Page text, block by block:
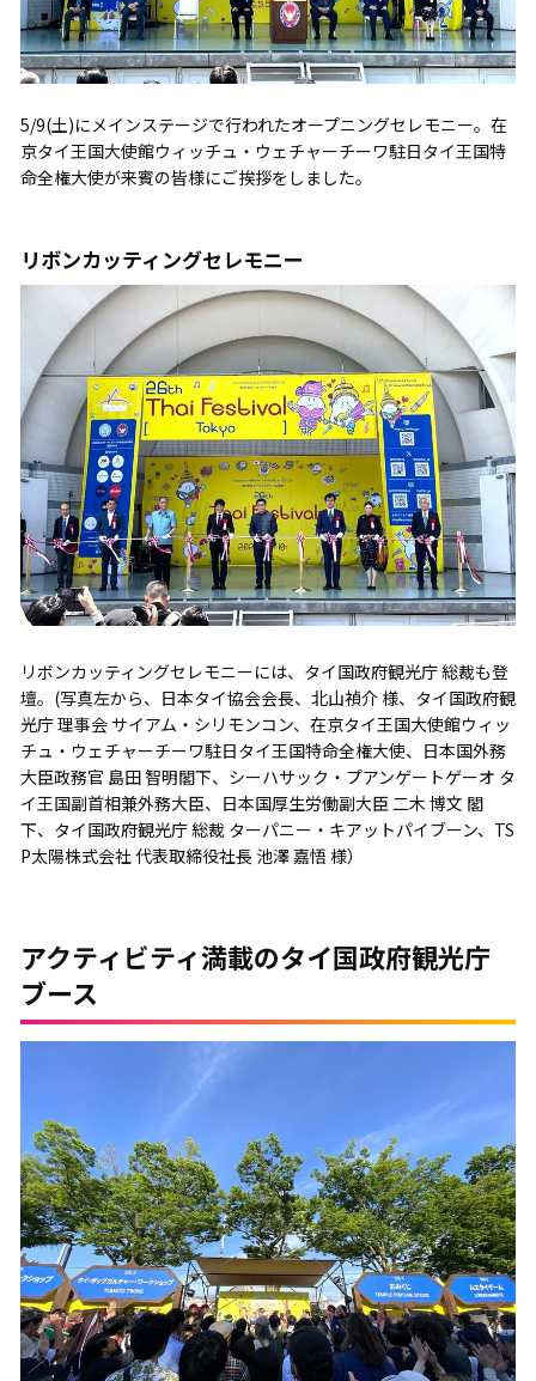
5/9(土)にメインステージで行われたオープニングセレモニー。在
京タイ王国大使館ウィッチュ・ウェチャーチーワ駐日タイ王国特
命全権大使が来賓の皆様にご挨拶をしました。
リボンカッティングセレモニー
リボンカッティングセレモニーには、タイ国政府観光庁 総裁も登
壇。(写真左から、日本タイ協会会長、北山禎介 様、タイ国政府観
光庁 理事会 サイアム・シリモンコン、在京タイ王国大使館ウィッ
チュ・ウェチャーチーワ駐日タイ王国特命全権大使、日本国外務
大臣政務官 島田 智明閣下、シーハサック・プアンゲートゲーオ タ
イ王国副首相兼外務大臣、日本国厚生労働副大臣 二木 博文 閣
下、タイ国政府観光庁 総裁 ターパニー・キアットパイブーン、TS
P太陽株式会社 代表取締役社長 池澤 嘉悟 様）
アクティビティ満載のタイ国政府観光庁
ブース